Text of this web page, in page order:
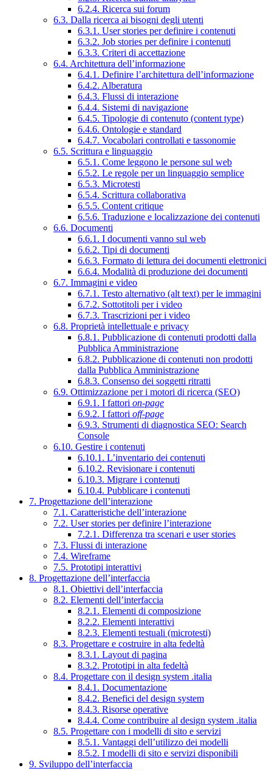
6.2.4. Ricerca sui forum
6.3. Dalla ricerca ai bisogni degli utenti
6.3.1. User stories per definire i contenuti
6.3.2. Job stories per definire i contenuti
6.3.3. Criteri di accettazione
6.4. Architettura dell’informazione
6.4.1. Definire l’architettura dell’informazione
6.4.2. Alberatura
6.4.3. Flussi di interazione
6.4.4. Sistemi di navigazione
6.4.5. Tipologie di contenuto (content type)
6.4.6. Ontologie e standard
6.4.7. Vocabolari controllati e tassonomie
6.5. Scrittura e linguaggio
6.5.1. Come leggono le persone sul web
6.5.2. Le regole per un linguaggio semplice
6.5.3. Microtesti
6.5.4. Scrittura collaborativa
6.5.5. Content critique
6.5.6. Traduzione e localizzazione dei contenuti
6.6. Documenti
6.6.1. I documenti vanno sul web
6.6.2. Tipi di documenti
6.6.3. Formato di lettura dei documenti elettronici
6.6.4. Modalità di produzione dei documenti
6.7. Immagini e video
6.7.1. Testo alternativo (alt text) per le immagini
6.7.2. Sottotitoli per i video
6.7.3. Trascrizioni per i video
6.8. Proprietà intellettuale e privacy
6.8.1. Pubblicazione di contenuti prodotti dalla
Pubblica Amministrazione
6.8.2. Pubblicazione di contenuti non prodotti
dalla Pubblica Amministrazione
6.8.3. Consenso dei soggetti ritratti
6.9. Ottimizzazione per i motori di ricerca (SEO)
6.9.1. I fattori on-page
6.9.2. I fattori off-page
6.9.3. Strumenti di diagnostica SEO: Search
Console
6.10. Gestire i contenuti
6.10.1. L’inventario dei contenuti
6.10.2. Revisionare i contenuti
6.10.3. Migrare i contenuti
6.10.4. Pubblicare i contenuti
7. Progettazione dell’interazione
7.1. Caratteristiche dell’interazione
7.2. User stories per definire l’interazione
7.2.1. Differenza tra scenari e user stories
7.3. Flussi di interazione
7.4. Wireframe
7.5. Prototipi interattivi
8. Progettazione dell’interfaccia
8.1. Obiettivi dell’interfaccia
8.2. Elementi dell’interfaccia
8.2.1. Elementi di composizione
8.2.2. Elementi interattivi
8.2.3. Elementi testuali (microtesti)
8.3. Progettare e costruire in alta fedeltà
8.3.1. Layout di pagina
8.3.2. Prototipi in alta fedeltà
8.4. Progettare con il design system .italia
8.4.1. Documentazione
8.4.2. Benefici del design system
8.4.3. Risorse operative
8.4.4. Come contribuire al design system .italia
8.5. Progettare con i modelli di sito e servizi
8.5.1. Vantaggi dell’utilizzo dei modelli
8.5.2. I modelli di sito e servizi disponibili
9. Sviluppo dell’interfaccia